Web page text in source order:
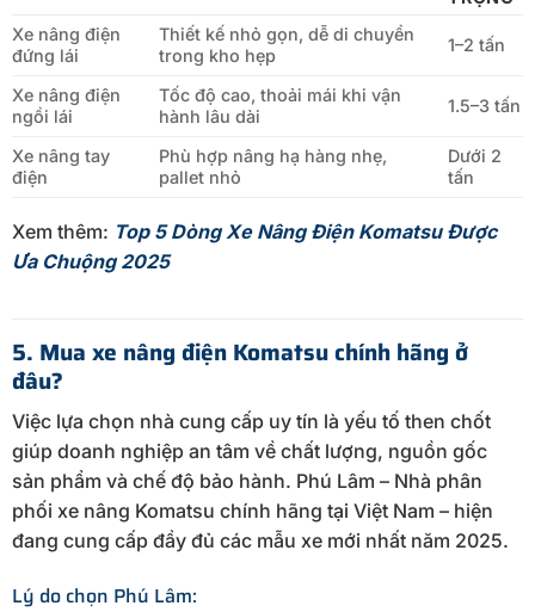
Xe nâng điện
đứng lái
Thiết kế nhỏ gọn, dễ di chuyển
trong kho hẹp
1–2 tấn
Xe nâng điện
ngồi lái
Tốc độ cao, thoải mái khi vận
hành lâu dài
1.5–3 tấn
Xe nâng tay
điện
Phù hợp nâng hạ hàng nhẹ,
pallet nhỏ
Dưới 2
tấn
Xem thêm: Top 5 Dòng Xe Nâng Điện Komatsu Được
Ưa Chuộng 2025
5. Mua xe nâng điện Komatsu chính hãng ở
đâu?
Việc lựa chọn nhà cung cấp uy tín là yếu tố then chốt
giúp doanh nghiệp an tâm về chất lượng, nguồn gốc
sản phẩm và chế độ bảo hành. Phú Lâm – Nhà phân
phối xe nâng Komatsu chính hãng tại Việt Nam – hiện
đang cung cấp đầy đủ các mẫu xe mới nhất năm 2025.
Lý do chọn Phú Lâm: